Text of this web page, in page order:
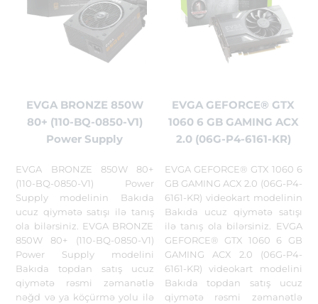
EVGA BRONZE 850W
80+ (110-BQ-0850-V1)
Power Supply
EVGA BRONZE 850W 80+
(110-BQ-0850-V1) Power
Supply modelinin Bakıda
ucuz qiymətə satışı ilə tanış
ola bilərsiniz. EVGA BRONZE
850W 80+ (110-BQ-0850-V1)
Power Supply modelini
Bakıda topdan satış ucuz
qiymətə rəsmi zəmanətlə
nəğd və ya köçürmə yolu ilə
EVGA GEFORCE® GTX
1060 6 GB GAMING ACX
2.0 (06G-P4-6161-KR)
EVGA GEFORCE® GTX 1060 6
GB GAMING ACX 2.0 (06G-P4-
6161-KR) videokart modelinin
Bakıda ucuz qiymətə satışı
ilə tanış ola bilərsiniz. EVGA
GEFORCE® GTX 1060 6 GB
GAMING ACX 2.0 (06G-P4-
6161-KR) videokart modelini
Bakıda topdan satış ucuz
qiymətə rəsmi zəmanətlə